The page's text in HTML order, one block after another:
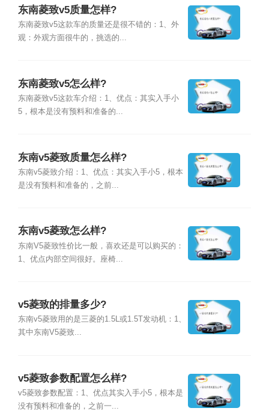
东南菱致v5质量怎样?
东南菱致v5这款车的质量还是很不错的：1、外
观：外观方面很牛的，挑选的...
东南菱致v5怎么样?
东南菱致v5这款车介绍：1、优点：其实入手小
5，根本是没有预料和准备的...
东南v5菱致质量怎么样?
东南v5菱致介绍：1、优点：其实入手小5，根本
是没有预料和准备的，之前...
东南v5菱致怎么样?
东南V5菱致性价比一般，喜欢还是可以购买的：
1、优点内部空间很好。座椅...
v5菱致的排量多少?
东南v5菱致用的是三菱的1.5L或1.5T发动机：1、
其中东南V5菱致...
v5菱致参数配置怎么样?
v5菱致参数配置：1、优点其实入手小5，根本是
没有预料和准备的，之前一...